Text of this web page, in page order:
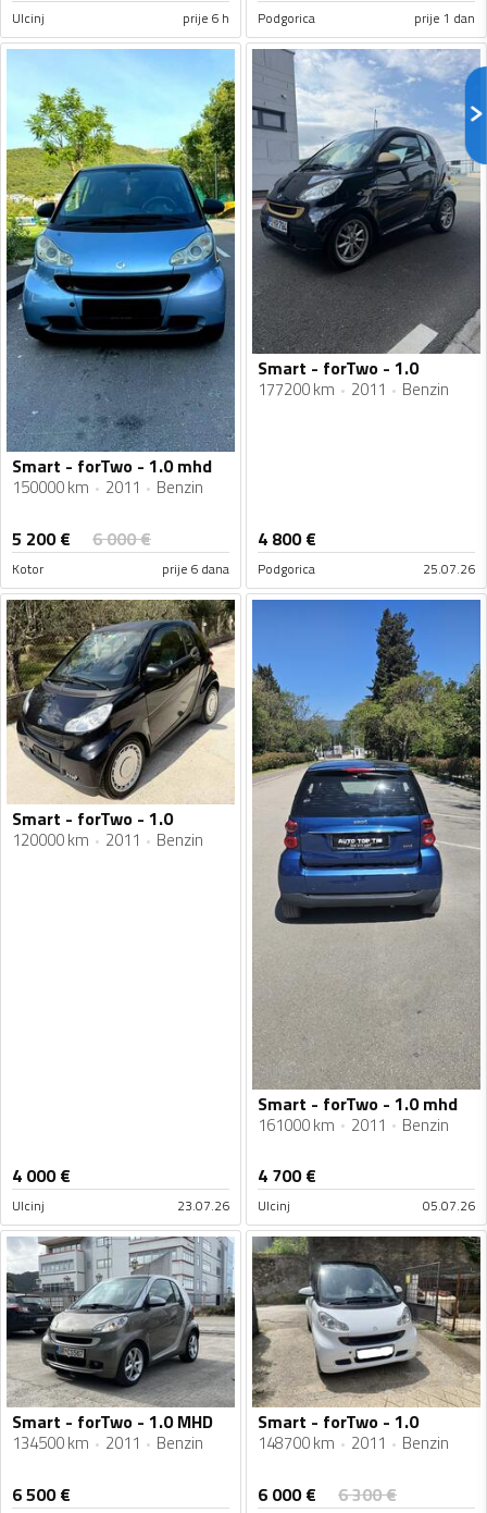
Ulcinj prije 6 h Podgorica prije 1 dan
Smart - forTwo - 1.0 mhd
150000 km 2011 Benzin
5 200€ 6 000€
Kotor prije 6 dana
Smart - forTwo - 1.0
177200 km 2011 Benzin
4 800€
Podgorica 25.07.26
Smart - forTwo - 1.0
120000 km 2011 Benzin
4 000€
Ulcinj 23.07.26
Smart - forTwo - 1.0 mhd
161000 km 2011 Benzin
4 700€
Ulcinj 05.07.26
Smart - forTwo - 1.0 MHD
134500 km 2011 Benzin
6 500€
Smart - forTwo - 1.0
148700 km 2011 Benzin
6 000€ 6 300€